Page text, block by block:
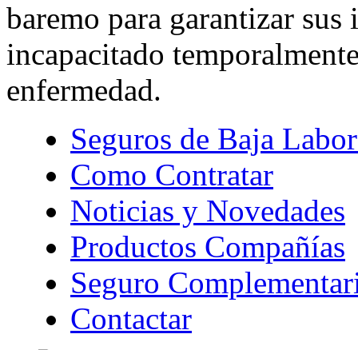
baremo para garantizar sus
incapacitado
enfermedad.
Seguros de Baja
Como Contratar
Noticias y Novedades
Productos Compañías
Seguro
Contactar